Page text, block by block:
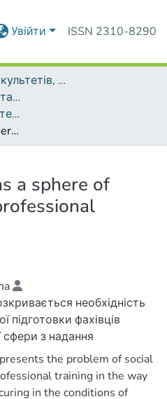
Увійти ISSN 2310-8290
Матеріали факультетів, інститутів, підрозділів
Факультет соціології та соціальної політики
Наукові праці Факультету соціології та соціальної політики
Social securing as a sphere of social workers’ professional training
a sphere of
необхідність
підготовки фахівців
сфери з надання
забезпечення; визначено
підходи до
сутності та складових
the problem of social
training in the way
in the conditions of